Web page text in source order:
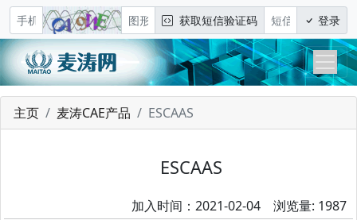
获取短信验证码 登录
主页 麦涛CAE产品 ESCAAS
ESCAAS
加入时间：2021-02-04 浏览量: 1987